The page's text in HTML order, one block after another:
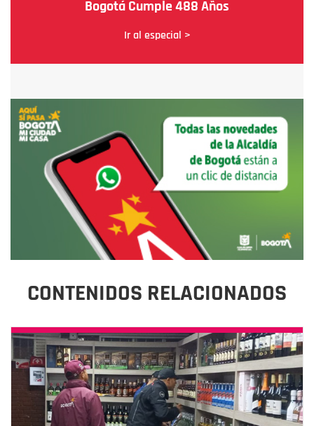
Bogotá Cumple 488 Años
Ir al especial >
CONTENIDOS RELACIONADOS